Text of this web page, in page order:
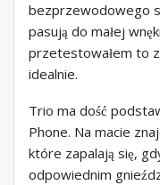
bezprzewodowego
pasują do małej
przetestowałem to z
idealnie.
Trio ma dość
Phone. Na macie
które zapalają się,
odpowiednim